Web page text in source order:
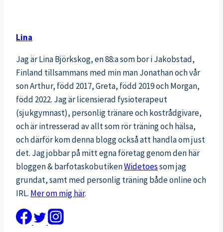
Lina
Jag är Lina Björkskog, en 88:a som bor i Jakobstad,
Finland tillsammans med min man Jonathan och vår
son Arthur, född 2017, Greta, född 2019 och Morgan,
född 2022. Jag är licensierad fysioterapeut
(sjukgymnast), personlig tränare och kostrådgivare,
och är intresserad av allt som rör träning och hälsa,
och därför kom denna blogg också att handla om just
det. Jag jobbar på mitt egna företag genom den här
bloggen & barfotaskobutikenWidetoessom jag
grundat, samt med personlig träning både online och
IRL. Mer om mig här.